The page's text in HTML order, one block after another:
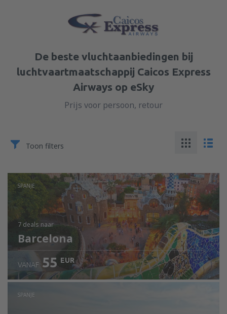
De beste vluchtaanbiedingen bij
luchtvaartmaatschappij Caicos Express
Airways op eSky
Prijs voor persoon, retour
Toon filters
SPANJE
7 deals naar
Barcelona
VANAF 55 EUR
SPANJE